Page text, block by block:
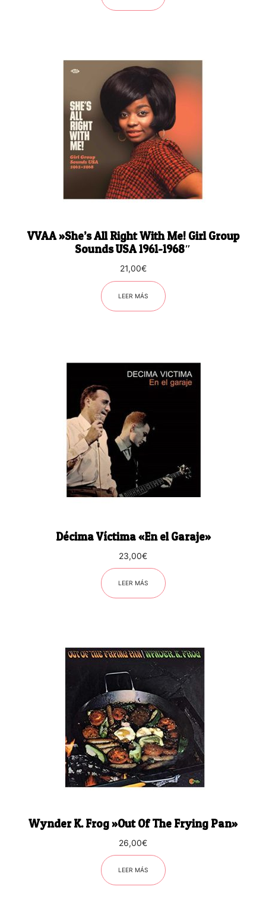
VVAA ‎»She’s All Right With Me! Girl Group
Sounds USA 1961-1968″
21,00€
LEER MÁS
Décima Víctima «En el Garaje»
23,00€
LEER MÁS
Wynder K. Frog ‎»Out Of The Frying Pan»
26,00€
LEER MÁS